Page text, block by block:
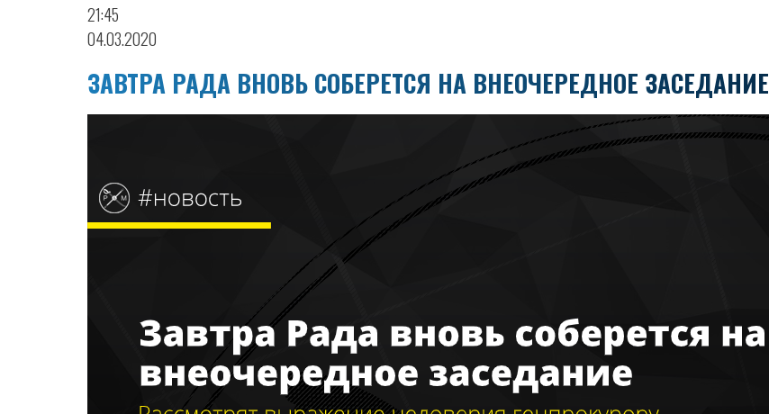
21:45
04.03.2020
ЗАВТРА РАДА ВНОВЬ СОБЕРЕТСЯ НА ВНЕОЧЕРЕДНОЕ ЗАСЕДАНИЕ